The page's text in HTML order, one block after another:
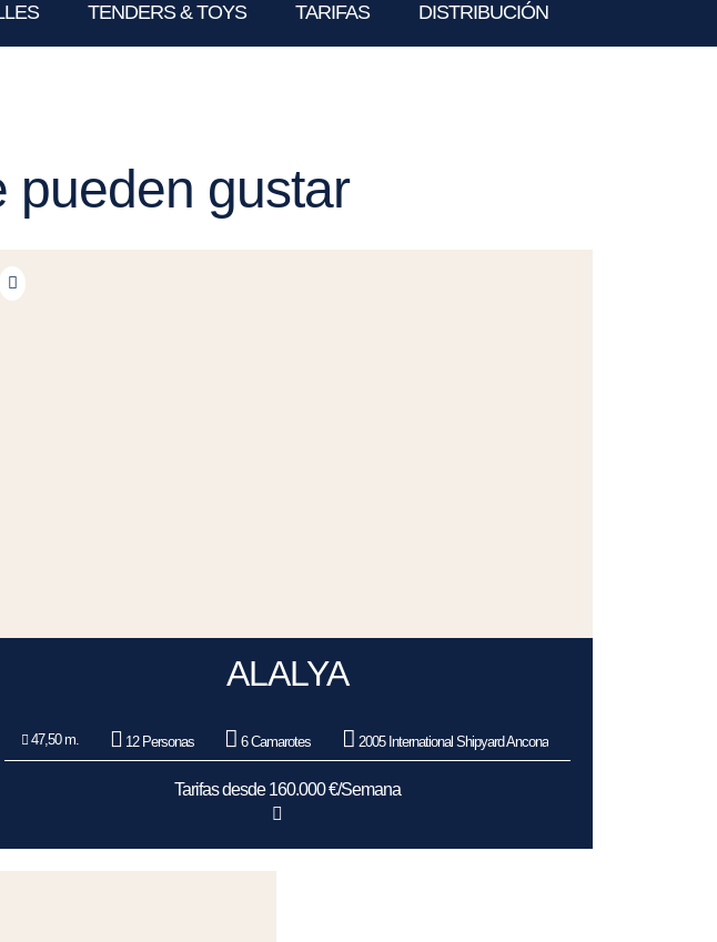
TENDERS & TOYS TARIFAS DISTRIBUCIÓN
pueden gustar
ALALYA
47,50 m. 12 Personas 6 Camarotes 2005 International Shipyard Ancona
Tarifas desde 160.000 €/Semana